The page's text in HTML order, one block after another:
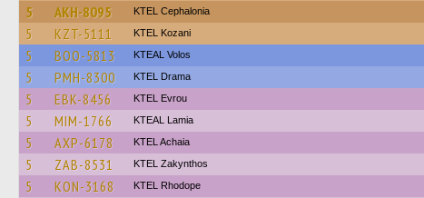
5 AKH-8095 KTEL Cephalonia
5 KZT-5111 ΚΤΕL Kozani
5 BOO-5813 KTEAL Volos
5 PMH-8300 KTEL Drama
5 EBK-8456 KTEL Evrou
5 MIM-1766 KTEAL Lamia
5 AXP-6178 KTEL Achaia
5 ZAB-8531 KTEL Zakynthos
5 KON-3168 KTEL Rhodope